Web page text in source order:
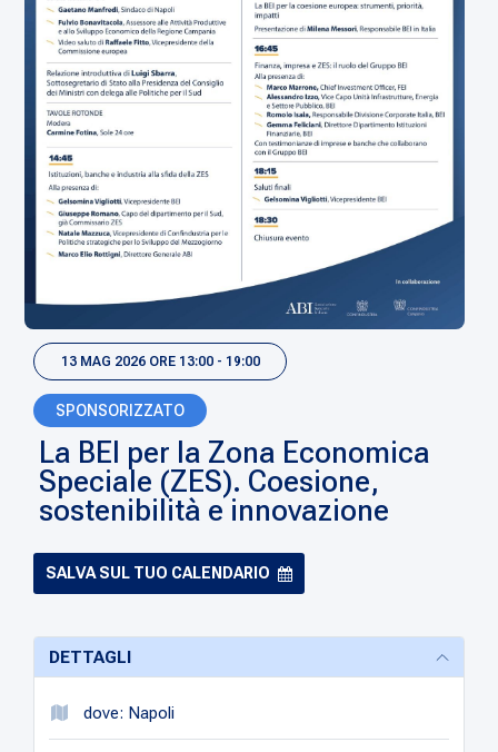
13 MAG 2026 ORE 13:00 - 19:00
SPONSORIZZATO
La BEI per la Zona Economica
Speciale (ZES). Coesione,
sostenibilità e innovazione
SALVA SUL TUO CALENDARIO
DETTAGLI
dove: Napoli